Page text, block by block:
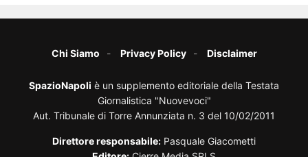
Chi Siamo Privacy Policy Disclaimer
SpazioNapoli è un supplemento editoriale della Testata
Giornalistica "Nuovevoci"
Aut. Tribunale di Torre Annunziata n. 3 del 10/02/2011
Direttore responsabile: Pasquale Giacometti